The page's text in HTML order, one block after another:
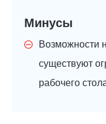
Минусы
Возможности
существуют
рабочего